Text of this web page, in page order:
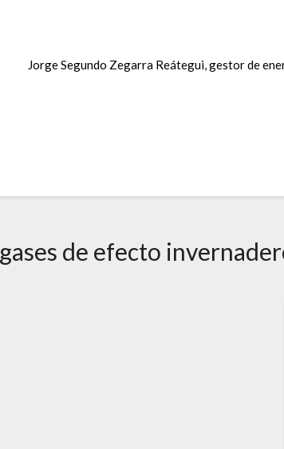
Jorge Segundo Zegarra Reátegui, gestor de
gases de efecto